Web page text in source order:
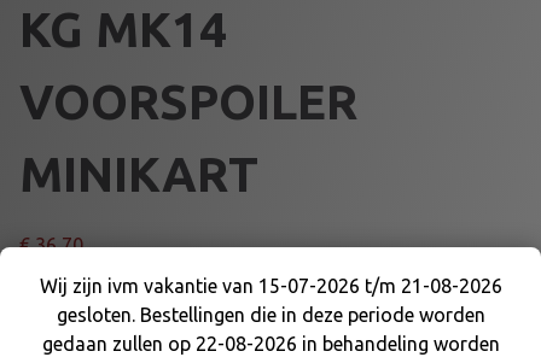
KG MK14
VOORSPOILER
MINIKART
€36,70
KLEUR
Wij zijn ivm vakantie van 15-07-2026 t/m 21-08-
2026 gesloten. Bestellingen die in deze periode
Wij zijn ivm vakantie van 15-07-2026 t/m 21-08-2026
gesloten. Bestellingen die in deze periode worden
gedaan zullen op 22-08-2026 in behandeling worden